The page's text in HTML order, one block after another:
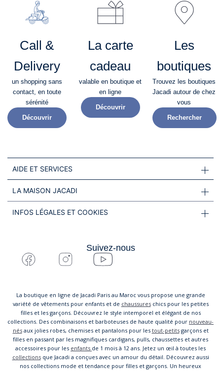
Call &
Delivery
un shopping sans
contact, en toute
sérénité​
Découvrir
La carte
cadeau
valable en boutique et
en ligne
Découvrir
Les
boutiques
Trouvez les boutiques
Jacadi autour de chez
vous
Rechercher
AIDE ET SERVICES
LA MAISON JACADI
INFOS LÉGALES ET COOKIES
Suivez-nous
La boutique en ligne de Jacadi Paris au Maroc vous propose une grande
variété de vêtements pour enfants et de chaussureschics pour les petites
filles et les garçons. Découvrez le style intemporel et élégant de nos
collections. Des combinaisons et barboteuses de haute qualité pour nouveau-
nésaux jolies robes, chemises et pantalons pour les tout-petitsgarçons et
filles en passant par les magnifiques cardigans, pulls, chaussettes et autres
accessoires pour les enfants de 1 mois à 12 ans. Jetez un œil à toutes les
collectionsque Jacadi a conçues avec un amour du détail. Découvrez aussi
nos collections mode et tendance pour filles et garçons. Un heureux